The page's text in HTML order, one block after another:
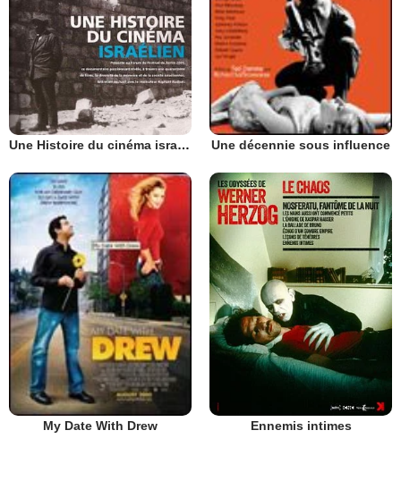
Une Histoire du cinéma israëlien Une décennie sous influence
My Date With Drew Ennemis intimes